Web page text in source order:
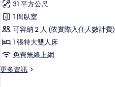
有
相
片
情
身
障
無
障
礙
空
雙
人
床,
身
障
無
障
礙
行
政
客
房,
張
31 平方公尺
1 間臥室
可容納 2 人 (依實際入住人數計費)
1 張特大雙人床
免費無線上網
更多資訊
更